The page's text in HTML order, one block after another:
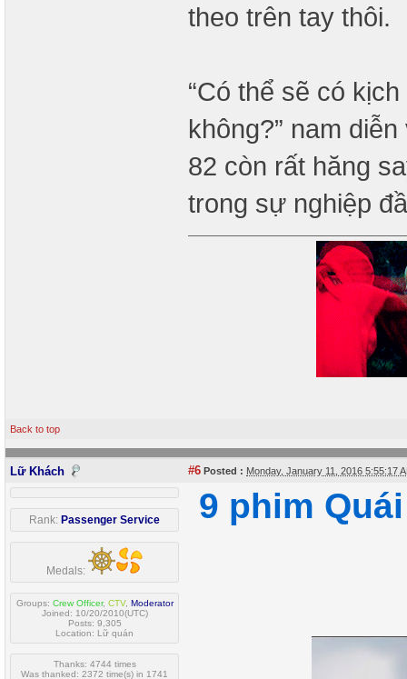
theo trên tay thôi.
“Có thể sẽ có
không?” nam
82 còn rất hăng
trong sự nghiệp
Back to top
Lữ Khách #6 Posted : Monday, January 11, 2016 5:55:17
Rank: Passenger Service
Medals:
Groups: Crew Officer, CTV, Moderator
Joined: 10/20/2010(UTC)
Posts: 9,305
Location: Lữ quán
Thanks: 4744 times
Was thanked: 2372 time(s) in 1741
9 phim